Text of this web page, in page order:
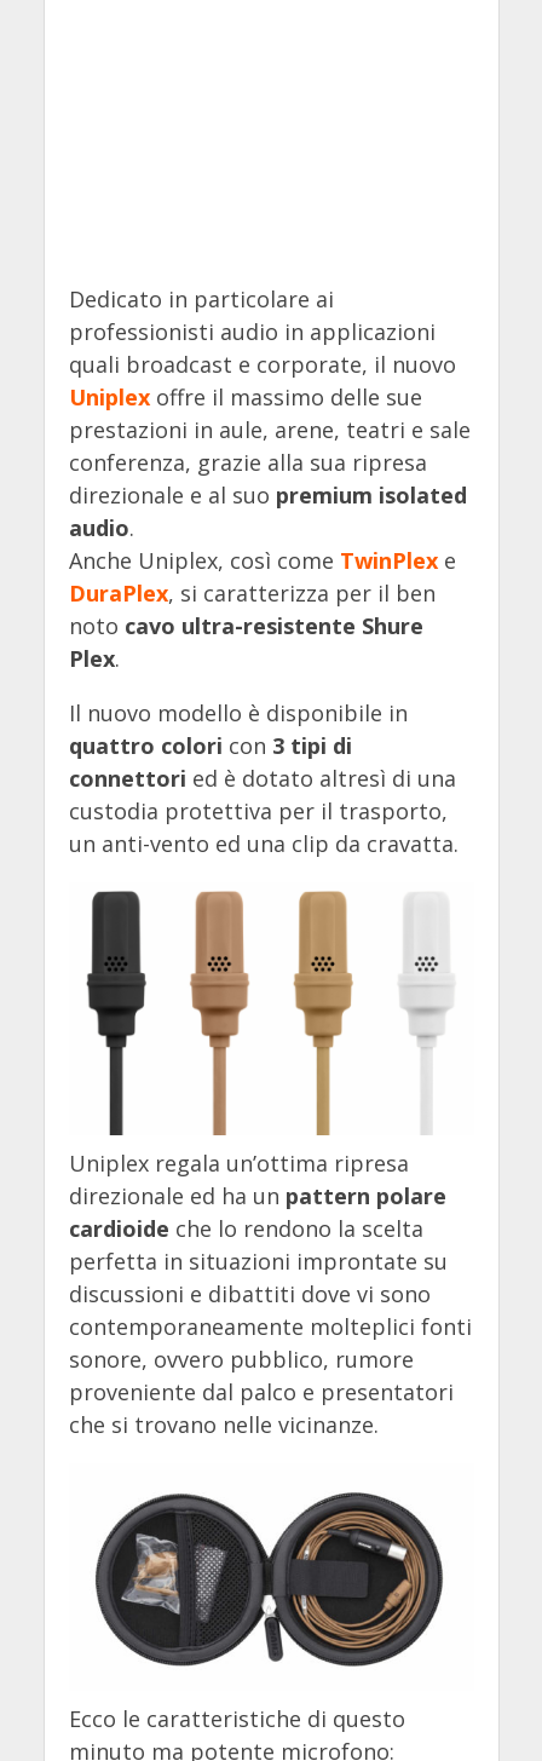
Dedicato in particolare ai
professionisti audio in applicazioni
quali broadcast e corporate, il nuovo
Uniplexoffre il massimo delle sue
prestazioni in aule, arene, teatri e sale
conferenza, grazie alla sua ripresa
direzionale e al suo premium isolated
audio.
Anche Uniplex, così come TwinPlexe
DuraPlex, si caratterizza per il ben
noto cavo ultra-resistente Shure
Plex.
Il nuovo modello è disponibile in
quattro colori con 3 tipi di
connettori ed è dotato altresì di una
custodia protettiva per il trasporto,
un anti-vento ed una clip da cravatta.
Uniplex regala un’ottima ripresa
direzionale ed ha un pattern polare
cardioide che lo rendono la scelta
perfetta in situazioni improntate su
discussioni e dibattiti dove vi sono
contemporaneamente molteplici fonti
sonore, ovvero pubblico, rumore
proveniente dal palco e presentatori
che si trovano nelle vicinanze.
Ecco le caratteristiche di questo
minuto ma potente microfono: